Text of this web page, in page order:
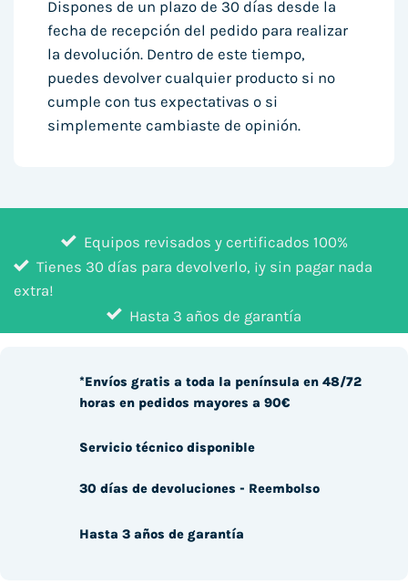
Dispones de un plazo de 30 días desde la
fecha de recepción del pedido para realizar
la devolución. Dentro de este tiempo,
puedes devolver cualquier producto si no
cumple con tus expectativas o si
simplemente cambiaste de opinión.
Equipos revisados y certificados 100%
Tienes 30 días para devolverlo, ¡y sin pagar nada
extra!
Hasta 3 años de garantía
*Envíos gratis a toda la península en 48/72
horas en pedidos mayores a 90€
Servicio técnico disponible
30 días de devoluciones - Reembolso
Hasta 3 años de garantía